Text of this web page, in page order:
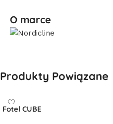
O marce
Produkty Powiązane
Fotel CUBE